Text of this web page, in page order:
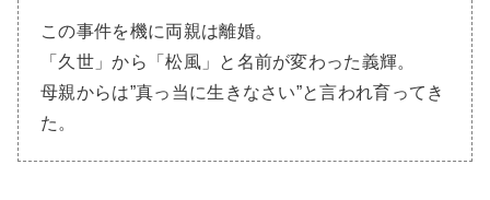
この事件を機に両親は離婚。
「久世」から「松風」と名前が変わった義輝。
母親からは”真っ当に生きなさい”と言われ育ってき
た。